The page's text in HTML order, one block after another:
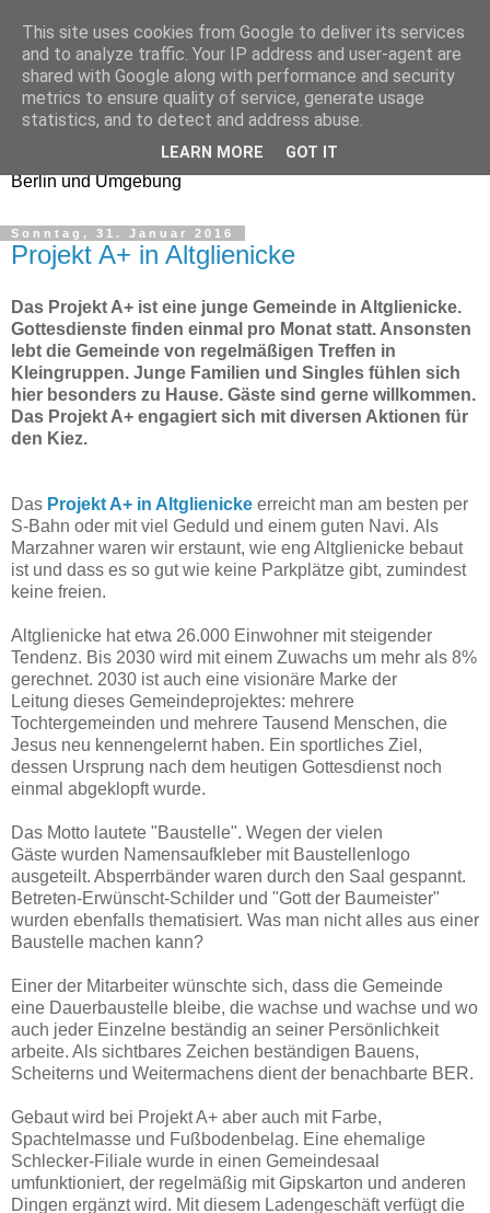
Church Checker
Erfahrungsberichte aus
Gottesdiensten und
Berlin und Umgebung
Sonntag, 31. Januar 2016
Projekt A+ in Altglienicke
Das Projekt A+ ist eine junge Gemeinde in Altglienicke.
Gottesdienste finden einmal pro Monat statt. Ansonsten
lebt die Gemeinde von regelmäßigen Treffen in
Kleingruppen. Junge Familien und Singles fühlen sich
hier besonders zu Hause. Gäste sind gerne willkommen.
Das Projekt A+ engagiert sich mit diversen Aktionen für
den Kiez.
Das Projekt A+ in Altglienicke erreicht man am besten per
S-Bahn oder mit viel Geduld und einem guten Navi. Als
Marzahner waren wir erstaunt, wie eng Altglienicke bebaut
ist und dass es so gut wie keine Parkplätze gibt, zumindest
keine freien.
Altglienicke hat etwa 26.000 Einwohner mit steigender
Tendenz. Bis 2030 wird mit einem Zuwachs um mehr als 8%
gerechnet. 2030 ist auch eine visionäre Marke der
Leitung dieses Gemeindeprojektes: mehrere
Tochtergemeinden und mehrere Tausend Menschen, die
Jesus neu kennengelernt haben. Ein sportliches Ziel,
dessen Ursprung nach dem heutigen Gottesdienst noch
einmal abgeklopft wurde.
Das Motto lautete "Baustelle". Wegen der vielen
Gäste wurden Namensaufkleber mit Baustellenlogo
ausgeteilt. Absperrbänder waren durch den Saal gespannt.
Betreten-Erwünscht-Schilder und "Gott der Baumeister"
wurden ebenfalls thematisiert. Was man nicht alles aus einer
Baustelle machen kann?
Einer der Mitarbeiter wünschte sich, dass die Gemeinde
eine Dauerbaustelle bleibe, die wachse und wachse und wo
auch jeder Einzelne beständig an seiner Persönlichkeit
arbeite. Als sichtbares Zeichen beständigen Bauens,
Scheiterns und Weitermachens dient der benachbarte BER.
Gebaut wird bei Projekt A+ aber auch mit Farbe,
Spachtelmasse und Fußbodenbelag. Eine ehemalige
Schlecker-Filiale wurde in einen Gemeindesaal
umfunktioniert, der regelmäßig mit Gipskarton und anderen
Dingen ergänzt wird. Mit diesem Ladengeschäft verfügt die
This site uses cookies from Google to deliver its services
and to analyze traffic. Your IP address and user-agent are
shared with Google along with performance and security
metrics to ensure quality of service, generate usage
statistics, and to detect and address abuse.
LEARN MORE GOT IT